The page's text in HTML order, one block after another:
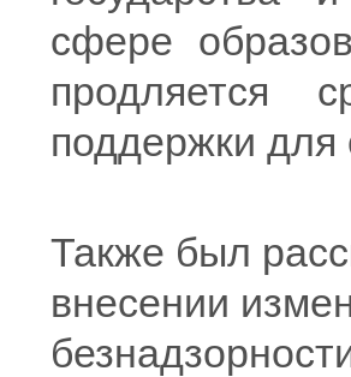
сфере
продляется
поддержки для
Также был
внесении